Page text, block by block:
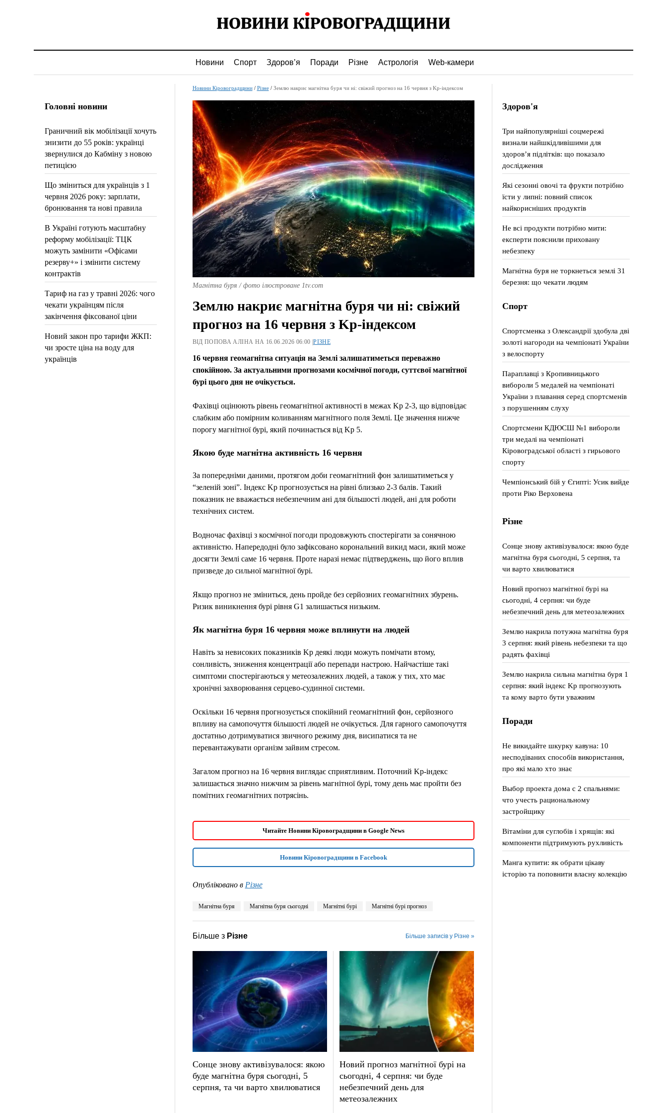
Новини Спорт Здоров’я Поради Різне Астрологія Web-камери
Головні новини
Граничний вік мобілізації хочуть
знизити до 55 років: українці
звернулися до Кабміну з новою
петицією
Що зміниться для українців з 1
червня 2026 року: зарплати,
бронювання та нові правила
В Україні готують масштабну
реформу мобілізації: ТЦК
можуть замінити «Офісами
резерву+» і змінити систему
контрактів
Тариф на газ у травні 2026: чого
чекати українцям після
закінчення фіксованої ціни
Новий закон про тарифи ЖКП:
чи зросте ціна на воду для
українців
Новини Кіровоградщини/ Різне/ Землю накриє магнітна буря чи ні: свіжий прогноз на 16 червня з Kp-індексом
Магнітна буря / фото ілюстроване 1tv.com
Землю накриє магнітна буря чи ні: свіжий
прогноз на 16 червня з Kp-індексом
ВІД ПОПОВА АЛІНА НА 16.06.2026 06:00 |РІЗНЕ
16 червня геомагнітна ситуація на Землі залишатиметься переважно
спокійною. За актуальними прогнозами космічної погоди, суттєвої магнітної
бурі цього дня не очікується.
Фахівці оцінюють рівень геомагнітної активності в межах Kp 2-3, що відповідає
слабким або помірним коливанням магнітного поля Землі. Це значення нижче
порогу магнітної бурі, який починається від Kp 5.
Якою буде магнітна активність 16 червня
За попередніми даними, протягом доби геомагнітний фон залишатиметься у
“зеленій зоні”. Індекс Kp прогнозується на рівні близько 2-3 балів. Такий
показник не вважається небезпечним ані для більшості людей, ані для роботи
технічних систем.
Водночас фахівці з космічної погоди продовжують спостерігати за сонячною
активністю. Напередодні було зафіксовано корональний викид маси, який може
досягти Землі саме 16 червня. Проте наразі немає підтверджень, що його вплив
призведе до сильної магнітної бурі.
Якщо прогноз не зміниться, день пройде без серйозних геомагнітних збурень.
Ризик виникнення бурі рівня G1 залишається низьким.
Як магнітна буря 16 червня може вплинути на людей
Навіть за невисоких показників Kp деякі люди можуть помічати втому,
сонливість, зниження концентрації або перепади настрою. Найчастіше такі
симптоми спостерігаються у метеозалежних людей, а також у тих, хто має
хронічні захворювання серцево-судинної системи.
Оскільки 16 червня прогнозується спокійний геомагнітний фон, серйозного
впливу на самопочуття більшості людей не очікується. Для гарного самопочуття
достатньо дотримуватися звичного режиму дня, висипатися та не
перевантажувати організм зайвим стресом.
Загалом прогноз на 16 червня виглядає сприятливим. Поточний Kp-індекс
залишається значно нижчим за рівень магнітної бурі, тому день має пройти без
помітних геомагнітних потрясінь.
Читайте Новини Кіровоградщини в Google News
Новини Кіровоградщини в Facebook
Опубліковано в Різне
Магнітна буря Магнітна буря сьогодні Магнітні бурі Магнітні бурі прогноз
Більше з Різне Більше записів у Різне »
Сонце знову активізувалося: якою
буде магнітна буря сьогодні, 5
серпня, та чи варто хвилюватися
Новий прогноз магнітної бурі на
сьогодні, 4 серпня: чи буде
небезпечний день для
метеозалежних
Здоров'я
Три найпопулярніші соцмережі
визнали найшкідливішими для
здоров’я підлітків: що показало
дослідження
Які сезонні овочі та фрукти потрібно
їсти у липні: повний список
найкорисніших продуктів
Не всі продукти потрібно мити:
експерти пояснили приховану
небезпеку
Магнітна буря не торкнеться землі 31
березня: що чекати людям
Спорт
Спортсменка з Олександрії здобула дві
золоті нагороди на чемпіонаті України
з велоспорту
Параплавці з Кропивницького
вибороли 5 медалей на чемпіонаті
України з плавання серед спортсменів
з порушенням слуху
Спортсмени КДЮСШ №1 вибороли
три медалі на чемпіонаті
Кіровоградської області з гирьового
спорту
Чемпіонський бій у Єгипті: Усик вийде
проти Ріко Верховена
Різне
Сонце знову активізувалося: якою буде
магнітна буря сьогодні, 5 серпня, та
чи варто хвилюватися
Новий прогноз магнітної бурі на
сьогодні, 4 серпня: чи буде
небезпечний день для метеозалежних
Землю накрила потужна магнітна буря
3 серпня: який рівень небезпеки та що
радять фахівці
Землю накрила сильна магнітна буря 1
серпня: який індекс Kp прогнозують
та кому варто бути уважним
Поради
Не викидайте шкурку кавуна: 10
несподіваних способів використання,
про які мало хто знає
Выбор проекта дома с 2 спальнями:
что учесть рациональному
застройщику
Вітаміни для суглобів і хрящів: які
компоненти підтримують рухливість
Манга купити: як обрати цікаву
історію та поповнити власну колекцію